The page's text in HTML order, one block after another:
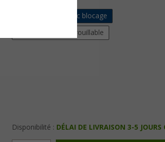
Bouton rotatif avec blocage
Bouton rotatif verrouillable
Disponibilité : DÉLAI DE LIVRAISON 3-5 JOURS